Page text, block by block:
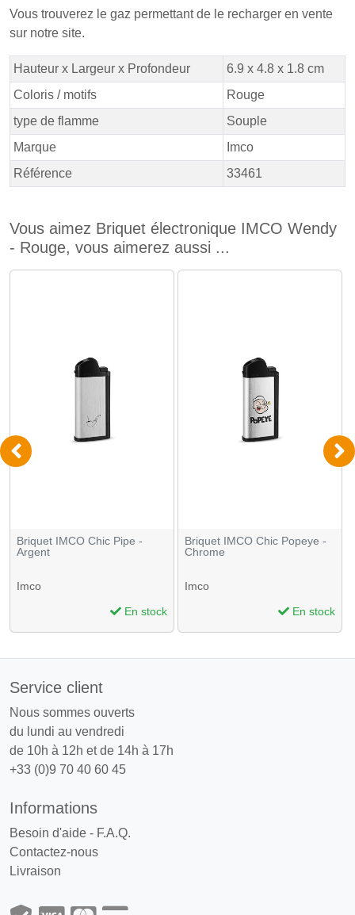
Vous trouverez le gaz permettant de le recharger en vente
sur notre site.
Hauteur x Largeur x Profondeur
6.9 x 4.8 x 1.8 cm
Coloris / motifs
Rouge
type de flamme
Souple
Marque
Imco
Référence
33461
Vous aimez Briquet électronique IMCO Wendy
- Rouge, vous aimerez aussi ...
Briquet IMCO Chic Pipe -
Argent
Imco
En stock
Briquet IMCO Chic Popeye -
Chrome
Imco
En stock
Service client
Nous sommes ouverts
du lundi au vendredi
de 10h à 12h et de 14h à 17h
+33 (0)9 70 40 60 45
Informations
Besoin d'aide - F.A.Q.
Contactez-nous
Livraison